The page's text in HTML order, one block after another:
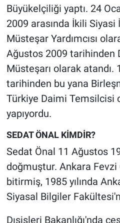
Büyükelçiliği yaptı. 24
2009 arasında İkili
Müsteşar Yardımcısı
Ağustos 2009 tarihinden
Müsteşarı olarak atandı.
tarihinden bu yana
Türkiye Daimi Temsilcisi
yapıyordu.
SEDAT ÖNAL KİMDİR?
Sedat Önal 11 Ağustos
doğmuştur. Ankara
bitirmiş, 1985 yılında
Siyasal Bilgiler
Dışişleri Bakanlığı'nda